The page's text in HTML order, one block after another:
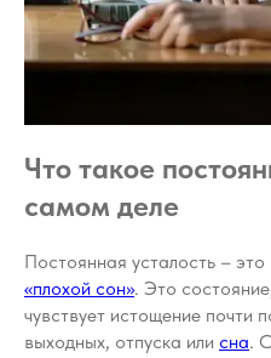
Что такое
самом деле
Постоянная усталость –
«плохой сон». Это
чувствует истощение почти
выходных, отпуска или сна.